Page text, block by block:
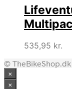
535,95 kr.
© TheBikeShop.dk
×
×